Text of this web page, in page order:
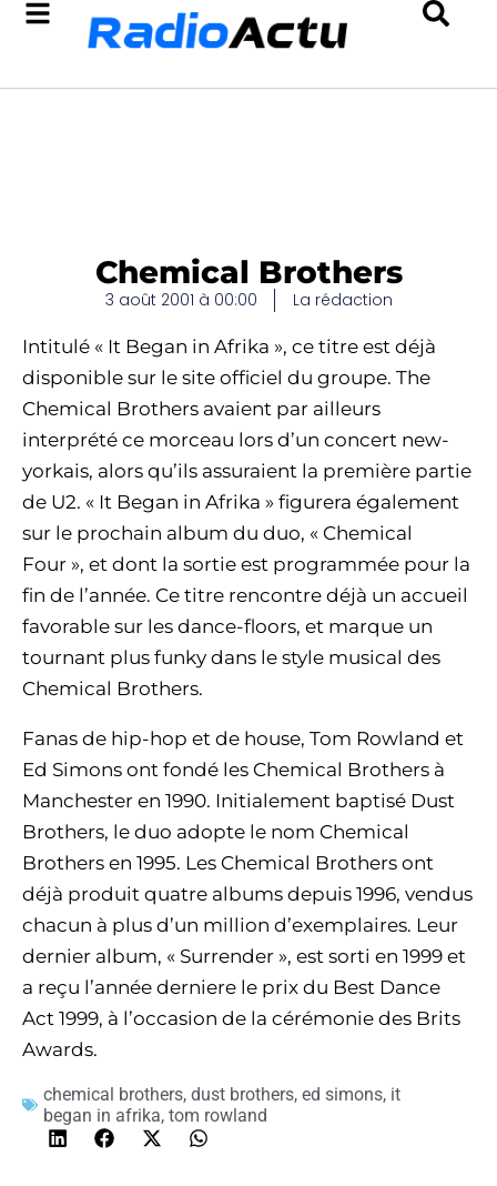
Chemical Brothers
3 août 2001 à 00:00 La rédaction
Intitulé « It Began in Afrika », ce titre est déjà
disponible sur le site officiel du groupe. The
Chemical Brothers avaient par ailleurs
interprété ce morceau lors d’un concert new-
yorkais, alors qu’ils assuraient la première partie
de U2. « It Began in Afrika » figurera également
sur le prochain album du duo, « Chemical
Four », et dont la sortie est programmée pour la
fin de l’année. Ce titre rencontre déjà un accueil
favorable sur les dance-floors, et marque un
tournant plus funky dans le style musical des
Chemical Brothers.
Fanas de hip-hop et de house, Tom Rowland et
Ed Simons ont fondé les Chemical Brothers à
Manchester en 1990. Initialement baptisé Dust
Brothers, le duo adopte le nom Chemical
Brothers en 1995. Les Chemical Brothers ont
déjà produit quatre albums depuis 1996, vendus
chacun à plus d’un million d’exemplaires. Leur
dernier album, « Surrender », est sorti en 1999 et
a reçu l’année derniere le prix du Best Dance
Act 1999, à l’occasion de la cérémonie des Brits
Awards.
chemical brothers, dust brothers, ed simons, it
began in afrika, tom rowland